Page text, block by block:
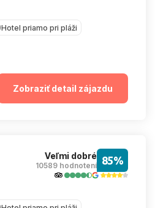
Hotel priamo pri pláži
Zobraziť detail zájazdu
Veľmi dobré
10589 hodnotení 85%